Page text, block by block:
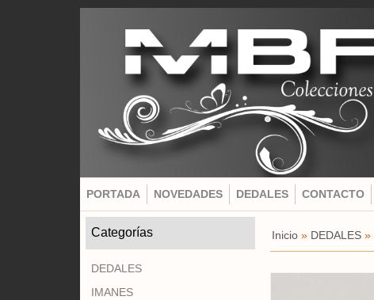
PORTADA NOVEDADES DEDALES CONTACTO
Categorías
DEDALES
IMANES
Inicio» DEDALES»